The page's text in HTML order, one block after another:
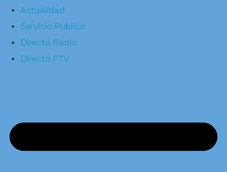
Actualidad
Servicio Público
Directo Radio
Directo FTV